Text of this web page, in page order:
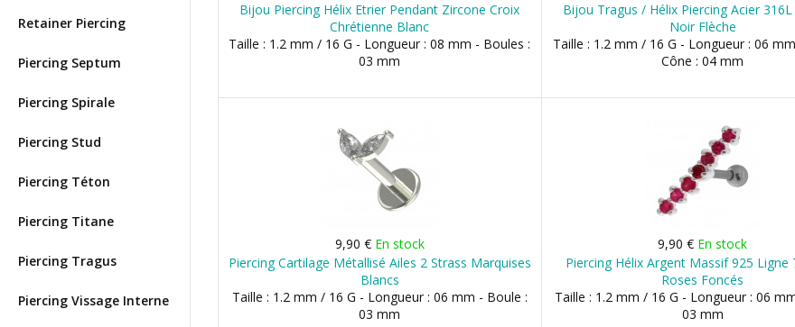
Retainer Piercing
Piercing Septum
Piercing Spirale
Piercing Stud
Piercing Téton
Piercing Titane
Piercing Tragus
Piercing Vissage Interne
Bijou Piercing Hélix Etrier Pendant Zircone Croix
Chrétienne Blanc
Taille : 1.2 mm / 16 G - Longueur : 08 mm - Boules :
03 mm
Bijou Tragus / Hélix Piercing Acier
Noir Flèche
Taille : 1.2 mm / 16 G - Longueur : 06
Cône : 04 mm
9,90 € En stock
Piercing Cartilage Métallisé Ailes 2 Strass Marquises
Blancs
Taille : 1.2 mm / 16 G - Longueur : 06 mm - Boule :
03 mm
9,90 € En stock
Piercing Hélix Argent Massif 925 Ligne
Roses Foncés
Taille : 1.2 mm / 16 G - Longueur : 06
03 mm